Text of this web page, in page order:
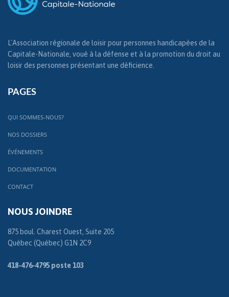
L'Association régionale de loisir pour personnes handicapées de la
Capitale-Nationale, voué à la défense et à la promotion du droit au
loisir des personnes présentant une déficience.
PAGES
QUI SOMMES-NOUS?
NOS DOSSIERS
ÉVÉNEMENTS
DOCUMENTATION
CONTACT
NOUS JOINDRE
875 boul. Charest Ouest, Suite 205
Québec (Québec) G1N 2C9
418-476-4795 poste 103